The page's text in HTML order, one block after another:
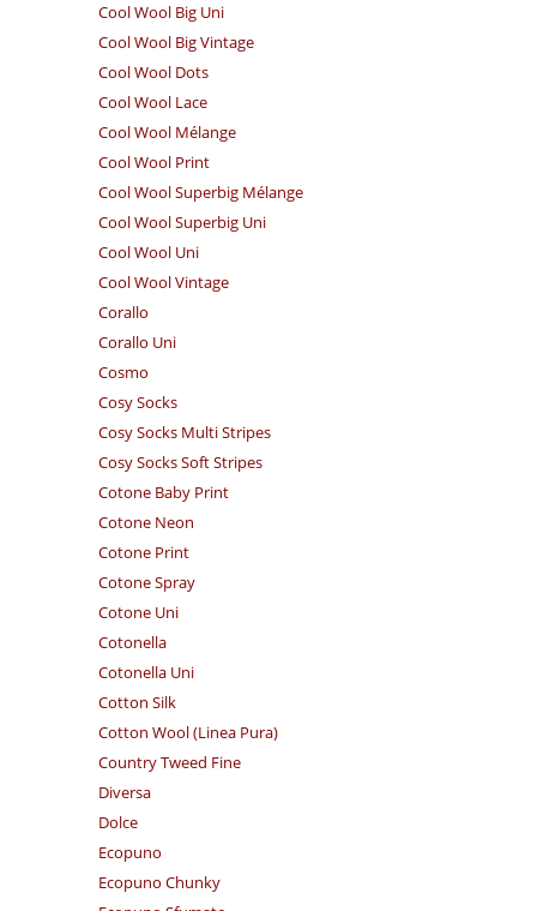
Cool Wool Big Uni
Cool Wool Big Vintage
Cool Wool Dots
Cool Wool Lace
Cool Wool Mélange
Cool Wool Print
Cool Wool Superbig Mélange
Cool Wool Superbig Uni
Cool Wool Uni
Cool Wool Vintage
Corallo
Corallo Uni
Cosmo
Cosy Socks
Cosy Socks Multi Stripes
Cosy Socks Soft Stripes
Cotone Baby Print
Cotone Neon
Cotone Print
Cotone Spray
Cotone Uni
Cotonella
Cotonella Uni
Cotton Silk
Cotton Wool (Linea Pura)
Country Tweed Fine
Diversa
Dolce
Ecopuno
Ecopuno Chunky